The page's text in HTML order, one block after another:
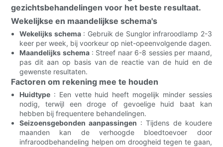
gezichtsbehandelingen voor het beste resultaat.
Wekelijkse en maandelijkse schema's
Wekelijks schema: Gebruik de Sunglor infraroodlamp 2-3
keer per week, bij voorkeur op niet-opeenvolgende dagen.
Maandelijks schema: Streef naar 6-8 sessies per maand,
pas dit aan op basis van de reactie van de huid en de
gewenste resultaten.
Factoren om rekening mee te houden
Huidtype : Een vette huid heeft mogelijk minder sessies
nodig, terwijl een droge of gevoelige huid baat kan
hebben bij frequentere behandelingen.
Seizoensgebonden aanpassingen : Tijdens de koudere
maanden kan de verhoogde bloedtoevoer door
infraroodbehandeling helpen om droogheid tegen te gaan,